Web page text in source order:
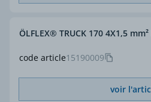
code article15190009
ÖLFLEX® TRUCK 170 4X1,5
voir